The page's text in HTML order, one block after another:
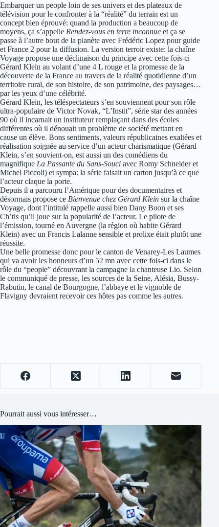
Embarquer un people loin de ses univers et des plateaux de
télévision pour le confronter à la “réalité” du terrain est un
concept bien éprouvé: quand la production a beaucoup de
moyens, ça s’appelle Rendez-vous en terre inconnue et ça se
passe à l’autre bout de la planète avec Frédéric Lopez pour guide
et France 2 pour la diffusion. La version terroir existe: la chaîne
Voyage propose une déclinaison du principe avec cette fois-ci
Gérard Klein au volant d’une 4 L rouge et la promesse de la
découverte de la France au travers de la réalité quotidienne d’un
territoire rural, de son histoire, de son patrimoine, des paysages…
par les yeux d’une célébrité.
Gérard Klein, les téléspectateurs s’en souviennent pour son rôle
ultra-populaire de Victor Novak, “L’Instit”, série star des années
90 où il incarnait un instituteur remplaçant dans des écoles
différentes où il dénouait un problème de société mettant en
cause un élève. Bons sentiments, valeurs républicaines exaltées et
réalisation soignée au service d’un acteur charismatique (Gérard
Klein, s’en souvient-on, est aussi un des comédiens du
magnifique La Passante du Sans-Souci avec Romy Schneider et
Michel Piccoli) et sympa: la série faisait un carton jusqu’à ce que
l’acteur claque la porte.
Depuis il a parcouru l’Amérique pour des documentaires et
désormais propose ce Bienvenue chez Gérard Klein sur la chaîne
Voyage, dont l’intitulé rappelle aussi bien Dany Boon et ses
Ch’tis qu’il joue sur la popularité de l’acteur. Le pilote de
l’émission, tourné en Auvergne (la région où habite Gérard
Klein) avec un Francis Lalanne sensible et prolixe était plutôt une
réussite.
Une belle promesse donc pour le canton de Venarey-Les Laumes
qui va avoir les honneurs d’un 52 mn avec cette fois-ci dans le
rôle du “people” découvrant la campagne la chanteuse Lio. Selon
le communiqué de presse, les sources de la Seine, Alésia, Bussy-
Rabutin, le canal de Bourgogne, l’abbaye et le vignoble de
Flavigny devraient recevoir ces hôtes pas comme les autres.
Pourrait aussi vous intéresser…